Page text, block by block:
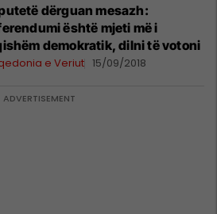
dërguan mesazh:
është mjeti më i
demokratik, dilni të votoni
e Veriut 15/09/2018